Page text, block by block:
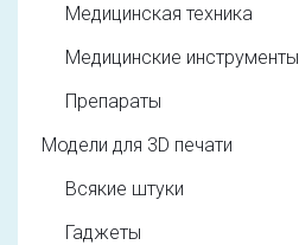
Медицинская техника
Медицинские инструменты
Препараты
Модели для 3D печати
Всякие штуки
Гаджеты